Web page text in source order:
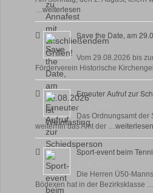
…weiterlesen
Save the Date, am
Vom 29.08.2026 bis
Förderverein Historische
Erneuter Aufruf zur
8 Juli, 2026
Das Ordnungsamt der
weiterhin das Amt der …weiterlesen
Sport-event beim
Die Herren Ü50-
Bödexen hat in der Bezirksklasse …